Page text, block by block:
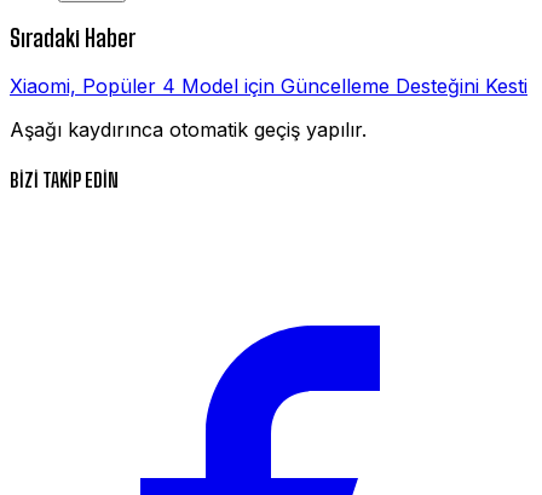
Sıradaki Haber
Xiaomi, Popüler 4 Model için Güncelleme Desteğini Kesti
Aşağı kaydırınca otomatik geçiş yapılır.
BİZİ TAKİP EDİN